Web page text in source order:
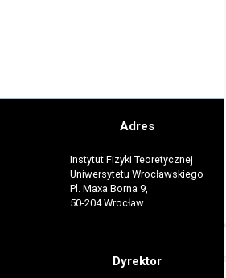
Adres
Instytut Fizyki Teoretycznej
Uniwersytetu Wrocławskiego
Pl. Maxa Borna 9,
50-204 Wrocław
Dyrektor